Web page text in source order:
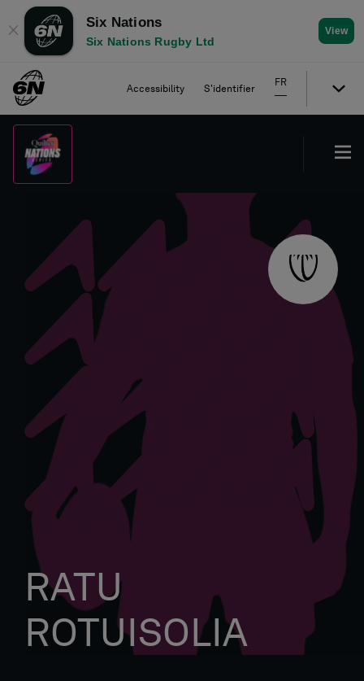
✕
Six Nations
Six Nations Rugby Ltd
View
Accessibility S'identifier
FR
RATU
ROTUISOLIA